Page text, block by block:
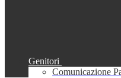
Genitori
Comunicazione